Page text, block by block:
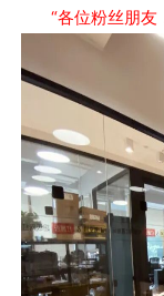
“各位粉丝朋